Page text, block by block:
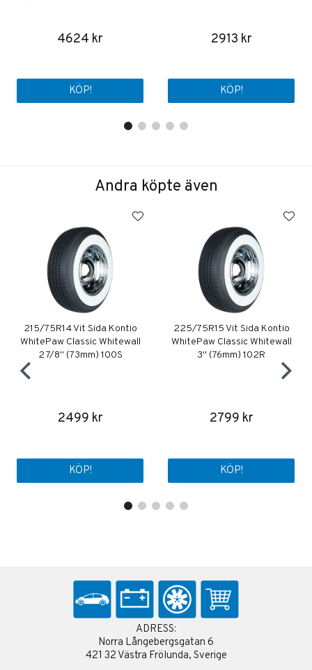
4624 kr
KÖP!
2913 kr
KÖP!
Andra köpte även
215/75R14 Vit Sida Kontio
WhitePaw Classic Whitewall
2 7/8" (73mm) 100S
2499 kr
KÖP!
225/75R15 Vit Sida Kontio
WhitePaw Classic Whitewall
3" (76mm) 102R
2799 kr
KÖP!
ADRESS:
Norra Långebergsgatan 6
421 32 Västra Frölunda, Sverige